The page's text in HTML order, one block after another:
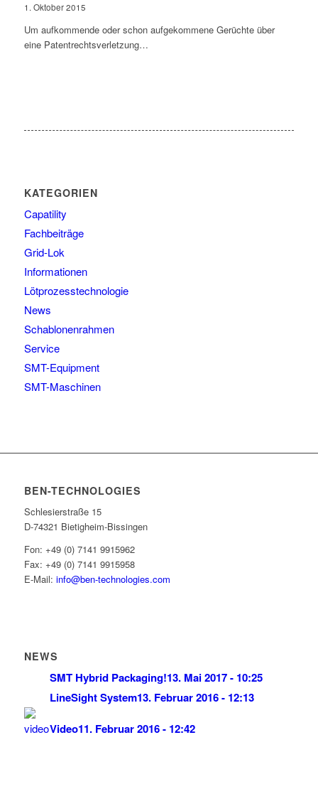
1. Oktober 2015
Um aufkommende oder schon aufgekommene Gerüchte über
eine Patentrechtsverletzung…
KATEGORIEN
Capatility
Fachbeiträge
Grid-Lok
Informationen
Lötprozesstechnologie
News
Schablonenrahmen
Service
SMT-Equipment
SMT-Maschinen
BEN-TECHNOLOGIES
Schlesierstraße 15
D-74321 Bietigheim-Bissingen
Fon: +49 (0) 7141 9915962
Fax: +49 (0) 7141 9915958
E-Mail: info@ben-technologies.com
NEWS
SMT Hybrid Packaging!13. Mai 2017 - 10:25
LineSight System13. Februar 2016 - 12:13
Video11. Februar 2016 - 12:42